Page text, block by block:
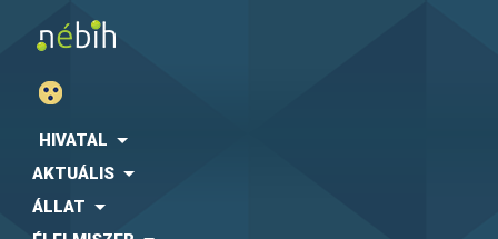
HIVATAL
AKTUÁLIS
ÁLLAT